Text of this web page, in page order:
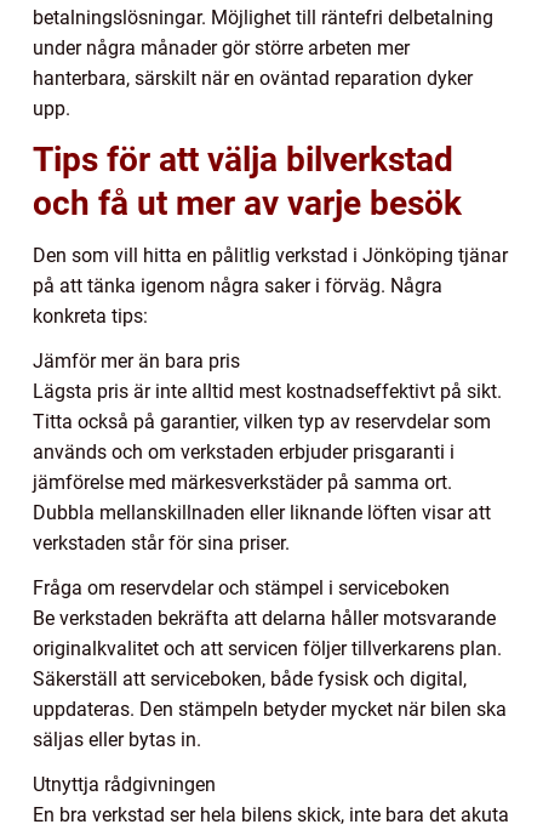
betalningslösningar. Möjlighet till räntefri delbetalning
under några månader gör större arbeten mer
hanterbara, särskilt när en oväntad reparation dyker
upp.
Tips för att välja bilverkstad
och få ut mer av varje besök
Den som vill hitta en pålitlig verkstad i Jönköping tjänar
på att tänka igenom några saker i förväg. Några
konkreta tips:
Jämför mer än bara pris
Lägsta pris är inte alltid mest kostnadseffektivt på sikt.
Titta också på garantier, vilken typ av reservdelar som
används och om verkstaden erbjuder prisgaranti i
jämförelse med märkesverkstäder på samma ort.
Dubbla mellanskillnaden eller liknande löften visar att
verkstaden står för sina priser.
Fråga om reservdelar och stämpel i serviceboken
Be verkstaden bekräfta att delarna håller motsvarande
originalkvalitet och att servicen följer tillverkarens plan.
Säkerställ att serviceboken, både fysisk och digital,
uppdateras. Den stämpeln betyder mycket när bilen ska
säljas eller bytas in.
Utnyttja rådgivningen
En bra verkstad ser hela bilens skick, inte bara det akuta